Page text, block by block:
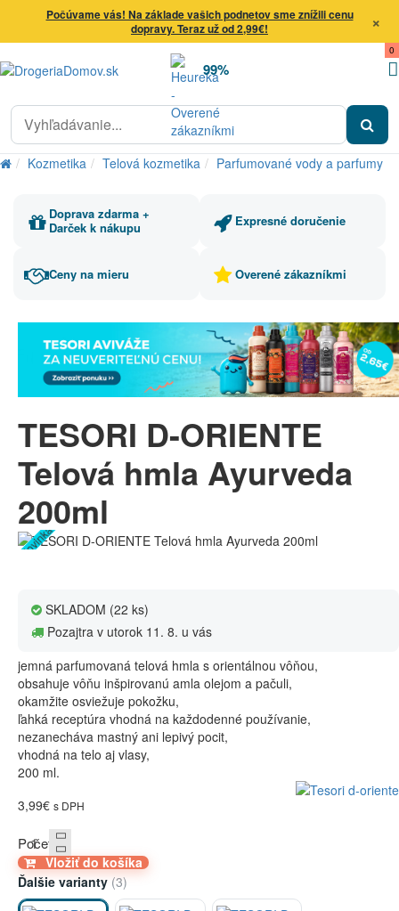
Počúvame vás! Na základe vašich podnetov sme znížili cenu
dopravy. Teraz už od 2,99€!
×
99%
0
Kozmetika Telová kozmetika Parfumované vody a parfumy
Doprava zdarma +
Darček k nákupu
Expresné doručenie
Ceny na mieru Overené zákazníkmi
TESORI D-ORIENTE
Telová hmla Ayurveda
200ml
Novinka
SKLADOM (22 ks)
Pozajtra v utorok 11. 8. u vás
jemná parfumovaná telová hmla s orientálnou vôňou,
obsahuje vôňu inšpirovanú amla olejom a pačuli,
okamžite osviežuje pokožku,
ľahká receptúra vhodná na každodenné používanie,
nezanecháva mastný ani lepivý pocit,
vhodná na telo aj vlasy,
200 ml.
3,99€ s DPH
Počet
Vložiť do košíka
Ďalšie varianty (3)